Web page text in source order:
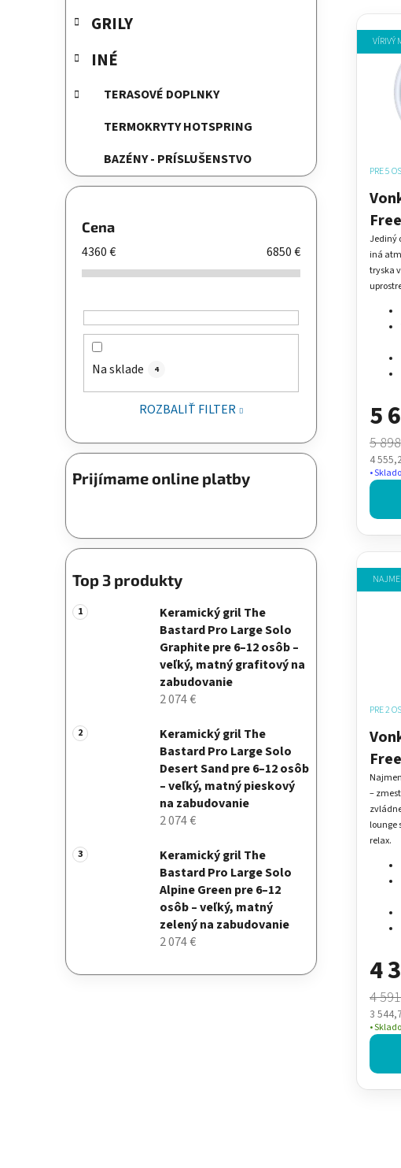
GRILY
INÉ
TERASOVÉ DOPLNKY
TERMOKRYTY HOTSPRING
BAZÉNY - PRÍSLUŠENSTVO
Cena
4360€ 6850€
Na sklade 4
ROZBALIŤ FILTER
Prijímame online platby
Top 3 produkty
Keramický gril The
Bastard Pro Large Solo
Graphite pre 6–12 osôb –
veľký, matný grafitový na
zabudovanie
2 074 €
Keramický gril The
Bastard Pro Large Solo
Desert Sand pre 6–12 osôb
– veľký, matný pieskový
na zabudovanie
2 074 €
Keramický gril The
Bastard Pro Large Solo
Alpine Green pre 6–12
osôb – veľký, matný
zelený na zabudovanie
2 074 €
ý
p
VÍRIVÝ
PRE 5
Jediný
iná
tryska
5
5
4
PRE 2
pre
Play
–
lounge
relax.
4
4
3